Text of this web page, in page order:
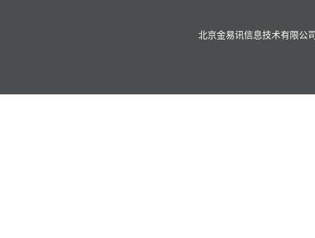
北京金易讯信息技术有限公